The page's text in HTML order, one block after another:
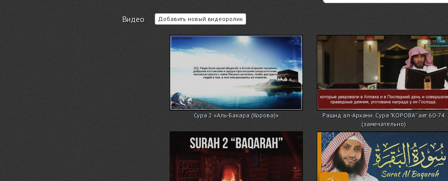
Видео Добавить новый видеоролик
Сура 2 «Аль-Бакара (Корова)»
Рашид ал-Аркани. Сура "КОРОВА" аят 60-74
(замечательно)